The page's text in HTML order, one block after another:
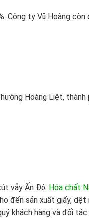
Công ty Vũ Hoàng
Hoàng Liệt, thành
vảy Ấn Độ. Hóa chất
đến sản xuất giấy, dệt
khách hàng và đối tác